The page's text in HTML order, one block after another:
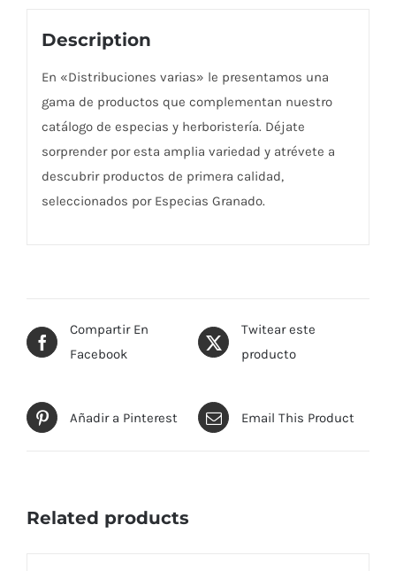
Description
En «Distribuciones varias» le presentamos una
gama de productos que complementan nuestro
catálogo de especias y herboristería. Déjate
sorprender por esta amplia variedad y atrévete a
descubrir productos de primera calidad,
seleccionados por Especias Granado.
Compartir En
Facebook
Twitear este
producto
Añadir a Pinterest Email This Product
Related products